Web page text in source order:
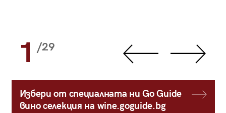
1 /29
Избери от специалната ни Go Guide
вино селекция на wine.goguide.bg